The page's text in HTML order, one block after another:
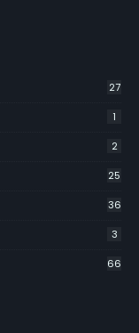
27
1
2
25
36
3
66